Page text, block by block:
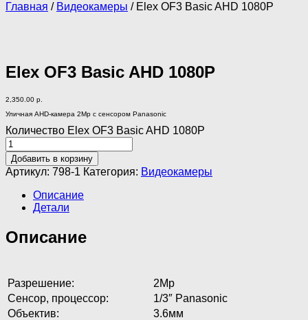
Главная / Видеокамеры / Elex OF3 Basic AHD 1080P
Elex OF3 Basic AHD 1080P
2,350.00 р.
Уличная AHD-камера 2Мр с сенсором Panasonic
Количество Elex OF3 Basic AHD 1080P
Добавить в корзину
Артикул: 798-1 Категория: Видеокамеры
Описание
Детали
Описание
Разрешение:
2Мр
Сенсор, процессор:
1/3″ Panasonic
Объектив:
3.6мм